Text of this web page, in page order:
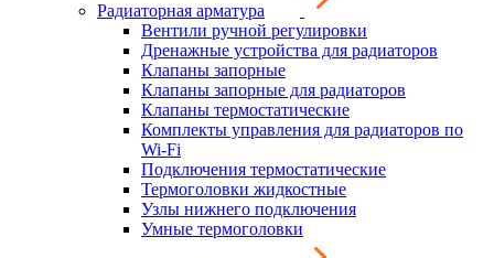
Радиаторная арматура
Вентили ручной регулировки
Дренажные устройства для радиаторов
Клапаны запорные
Клапаны запорные для радиаторов
Клапаны термостатические
Комплекты управления для радиаторов по
Wi-Fi
Подключения термостатические
Термоголовки жидкостные
Узлы нижнего подключения
Умные термоголовки